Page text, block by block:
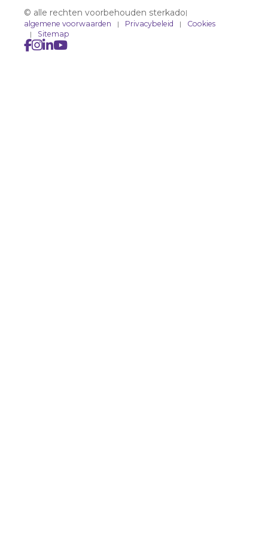
© alle rechten voorbehouden sterkado|
algemene voorwaarden Privacybeleid
Cookies
Sitemap